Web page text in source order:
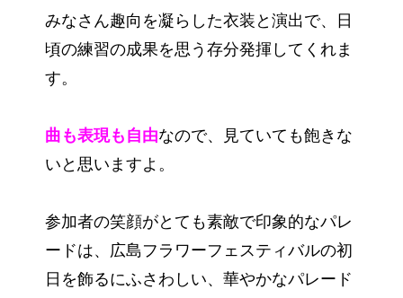
みなさん趣向を凝らした衣装と演出で、日
頃の練習の成果を思う存分発揮してくれま
す。
曲も表現も自由なので、見ていても飽きな
いと思いますよ。
参加者の笑顔がとても素敵で印象的なパレ
ードは、広島フラワーフェスティバルの初
日を飾るにふさわしい、華やかなパレード